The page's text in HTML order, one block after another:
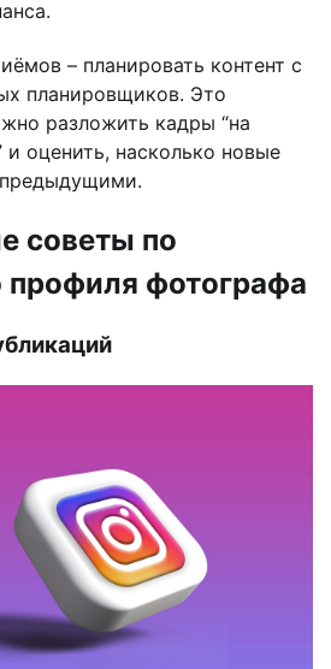
– планировать контент с
планировщиков. Это
разложить кадры “на
и оценить, насколько новые
советы по
фотографа